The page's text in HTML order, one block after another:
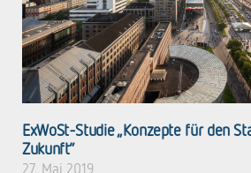
ExWoSt-Studie „Konzepte für den
Zukunft“
27. Mai 2019